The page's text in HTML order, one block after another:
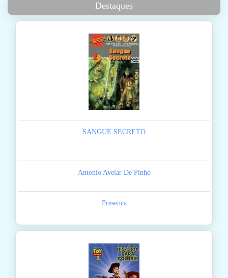
Destaques
SANGUE SECRETO
Antonio Avelar De Pinho
Presenca